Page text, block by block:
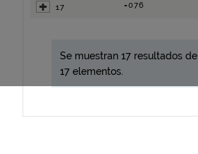
17 =076
Se muestran 17 resultados
17 elementos.